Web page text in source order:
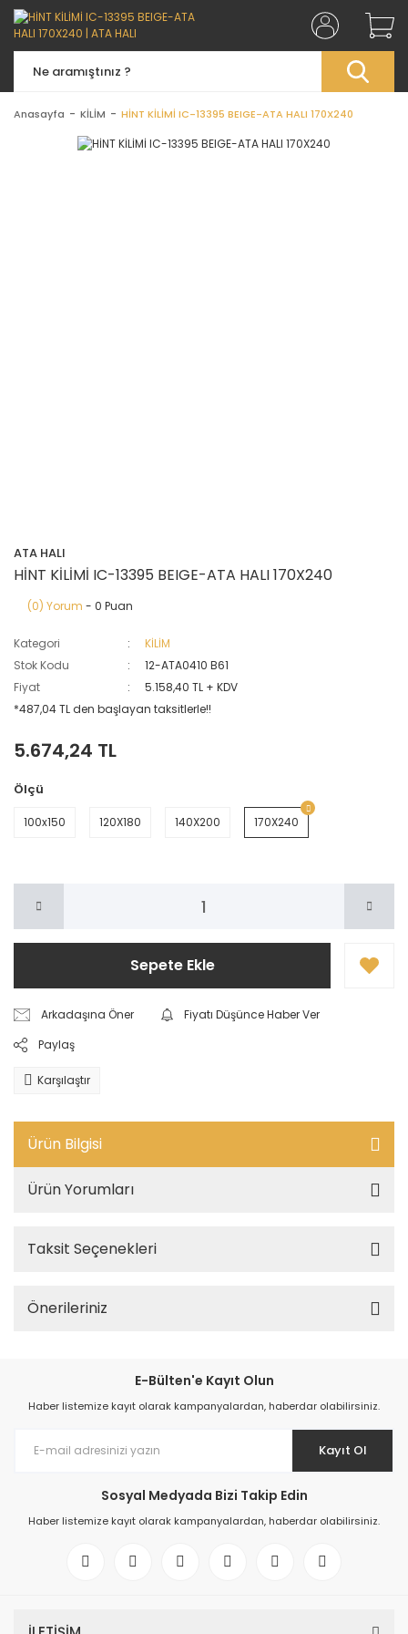
Anasayfa KİLİM HİNT KİLİMİ IC-13395 BEIGE-ATA HALI 170X240
ATA HALI
HİNT KİLİMİ IC-13395 BEIGE-ATA HALI 170X240
(0) Yorum - 0 Puan
Kategori
KİLİM
Stok Kodu
12-ATA0410 B61
Fiyat
5.158,40 TL + KDV
*487,04 TL den başlayan taksitlerle!!
5.674,24 TL
Ölçü
100x150 120X180 140X200 170X240
Sepete Ekle
Arkadaşına Öner
Fiyatı Düşünce Haber Ver
Paylaş
Karşılaştır
Ürün Bilgisi
Ürün Yorumları
Taksit Seçenekleri
Önerileriniz
E-Bülten'e Kayıt Olun
Haber listemize kayıt olarak kampanyalardan, haberdar olabilirsiniz.
Kayıt Ol
Sosyal Medyada Bizi Takip Edin
Haber listemize kayıt olarak kampanyalardan, haberdar olabilirsiniz.